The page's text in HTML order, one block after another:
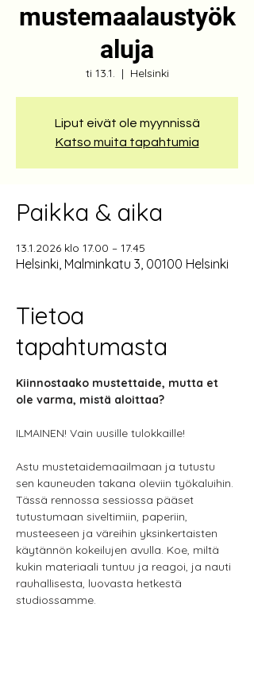
mustemaalaustyök
aluja
ti 13.1.
  |
Helsinki
Liput eivät ole myynnissä
Katso muita tapahtumia
Paikka & aika
13.1.2026 klo 17.00 – 17.45
Helsinki, Malminkatu 3, 00100 Helsinki
Tietoa
tapahtumasta
Kiinnostaako mustettaide, mutta et
ole varma, mistä aloittaa?
ILMAINEN! Vain uusille tulokkaille!
Astu mustetaidemaailmaan ja tutustu
sen kauneuden takana oleviin työkaluihin.
Tässä rennossa sessiossa pääset
tutustumaan siveltimiin, paperiin,
musteeseen ja väreihin yksinkertaisten
käytännön kokeilujen avulla. Koe, miltä
kukin materiaali tuntuu ja reagoi, ja nauti
rauhallisesta, luovasta hetkestä
studiossamme.